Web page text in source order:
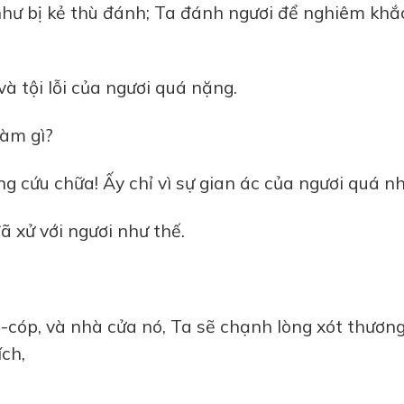
bị kẻ thù đánh; Ta đánh ngươi để nghiêm
tội lỗi của ngươi quá nặng.
gì?
cứu chữa! Ấy chỉ vì sự gian ác của ngươi quá
xử với ngươi như thế.
và nhà cửa nó, Ta sẽ chạnh lòng xót